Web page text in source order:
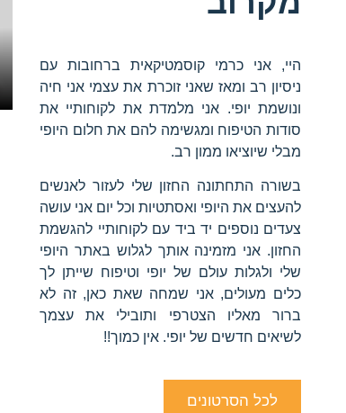
היי, אני כרמי קוסמטיקאית ברחובות עם
ניסיון רב ומאז שאני זוכרת את עצמי אני חיה
ונושמת יופי. אני מלמדת את לקוחותיי את
סודות הטיפוח ומגשימה להם את חלום היופי
מבלי שיוציאו ממון רב.
בשורה התחתונה החזון שלי לעזור לאנשים
להעצים את היופי ואסתטיות וכל יום אני עושה
צעדים נוספים יד ביד עם לקוחותיי להגשמת
החזון. אני מזמינה אותך לגלוש באתר היופי
שלי ולגלות עולם של יופי וטיפוח שייתן לך
כלים מעולים, אני שמחה שאת כאן, זה לא
ברור מאליו הצטרפי ותובילי את עצמך
לשיאים חדשים של יופי. אין כמוך!!
לכל הסרטונים